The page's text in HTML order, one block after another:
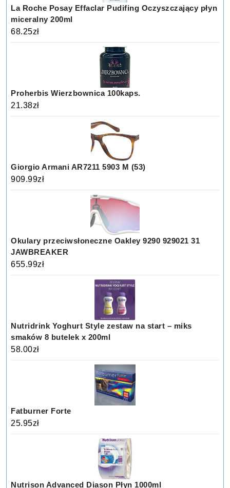
La Roche Posay Effaclar Pudifing Oczyszczający płyn
miceralny 200ml
68.25zł
Proherbis Wierzbownica 100kaps.
21.38zł
Giorgio Armani AR7211 5903 M (53)
909.99zł
Okulary przeciwsłoneczne Oakley 9290 929021 31
JAWBREAKER
655.99zł
Nutridrink Yoghurt Style zestaw na start – miks
smaków 8 butelek x 200ml
58.00zł
Fatburner Forte
25.95zł
Nutrison Advanced Diason Płyn 1000ml